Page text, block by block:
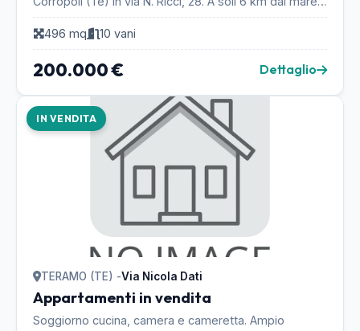
Si cede anche divisa in due. Piano terra ...
496 mq
10 vani
200.000 € Dettaglio
IN VENDITA
TERAMO (TE) -Via Nicola Dati
Appartamenti in vendita
Soggiorno cucina, camera e cameretta. Ampio